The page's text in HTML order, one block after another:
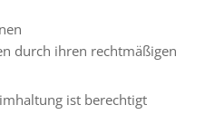
durch ihren rechtmäßigen
ist berechtigt